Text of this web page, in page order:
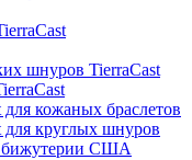
шнуров TierraCast
кожаных браслетов
круглых шнуров
бижутерии США